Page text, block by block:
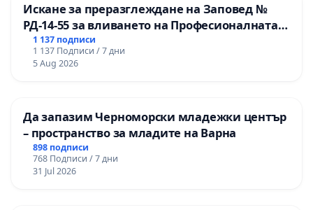
Искане за преразглеждане на Заповед №
РД-14-55 за вливането на Професионалната
гимназия по промишлени технологии в
Професионалната гимназия по икономика и
мениджмънт – гр. Пазарджик
1 137 подписи
1 137 Подписи / 7 дни
5 Aug 2026
Да запазим Черноморски младежки център
– пространство за младите на Варна
898 подписи
768 Подписи / 7 дни
31 Jul 2026